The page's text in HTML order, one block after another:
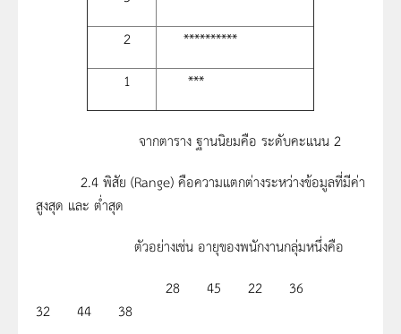
2
**********
1
***
จากตาราง ฐานนิยมคือ ระดับคะแนน 2
2.4 พิสัย (Range) คือความแตกต่างระหว่างข้อมูลที่มีค่า
สูงสุด และ ต่ำสุด
ตัวอย่างเช่น อายุของพนักงานกลุ่มหนึ่งคือ
28 45 22 36
32 44 38